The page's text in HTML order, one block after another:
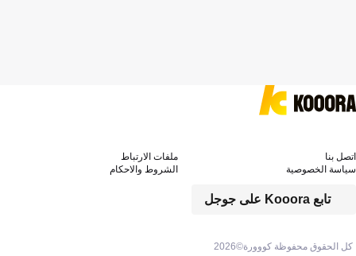
كل الحقوق محفوظة كووورة©2026
تابع Kooora على جوجل
اتصل بنا
ملفات الارتباط
سياسة الخصوصية
الشروط والاحكام